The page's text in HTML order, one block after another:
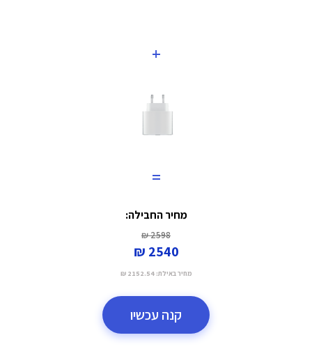
+
=
מחיר החבילה:
2598 ₪
2540 ₪
מחיר באילת: 2152.54 ₪
קנה עכשיו